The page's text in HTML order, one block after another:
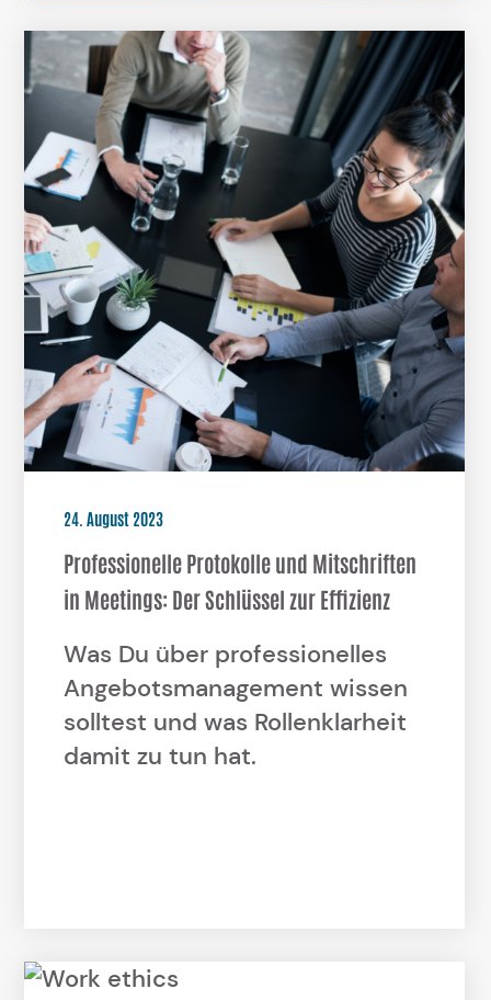
24. August 2023
Professionelle Protokolle und Mitschriften
in Meetings: Der Schlüssel zur Effizienz
Was Du über professionelles
Angebotsmanagement wissen
solltest und was Rollenklarheit
damit zu tun hat.